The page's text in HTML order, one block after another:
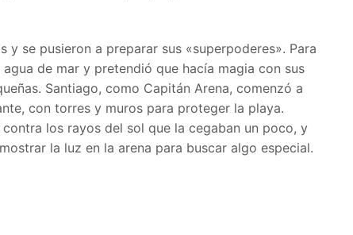
y se pusieron a preparar sus «superpoderes». Para
de mar y pretendió que hacía magia con sus
Santiago, como Capitán Arena, comenzó a
con torres y muros para proteger la playa.
los rayos del sol que la cegaban un poco, y
la luz en la arena para buscar algo especial.